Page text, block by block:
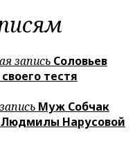
запись Соловьев
тестя
Муж Собчак
Нарусовой